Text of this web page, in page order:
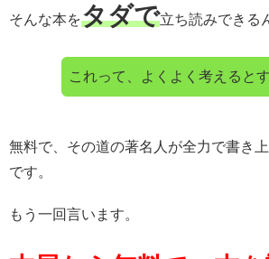
そんな本をタダで立ち読みできる
これって、よくよく考えると
無料で、その道の著名人が全力で書き
です。
もう一回言います。